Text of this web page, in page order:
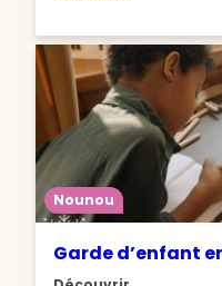
Nounou
Garde d’enfant